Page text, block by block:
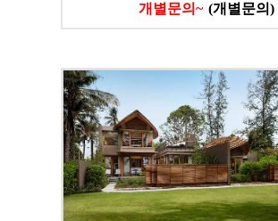
개별문의~ (개별문의)